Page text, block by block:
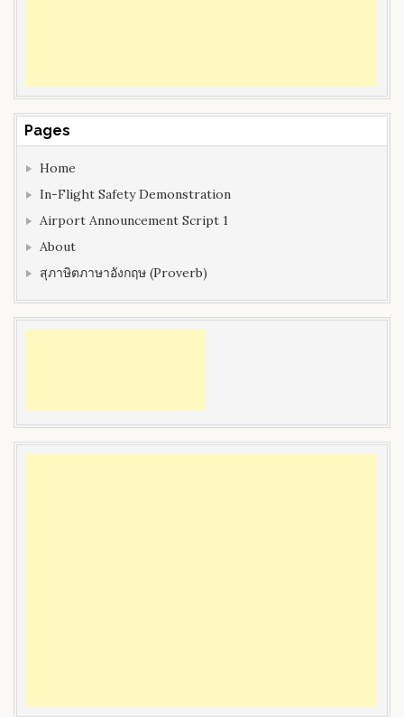
Pages
Home
In-Flight Safety Demonstration
Airport Announcement Script 1
About
สุภาษิตภาษาอังกฤษ (Proverb)